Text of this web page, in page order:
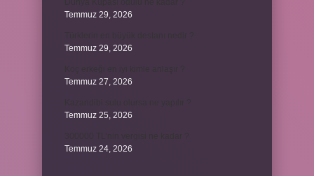
Temmuz 29, 2026
Temmuz 29, 2026
Temmuz 27, 2026
Temmuz 25, 2026
Temmuz 24, 2026